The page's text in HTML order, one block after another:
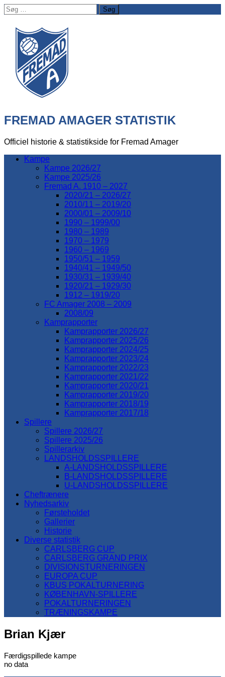
Søg
efter:
FREMAD AMAGER STATISTIK
Officiel historie & statistikside for Fremad Amager
Kampe
Kampe 2026/27
Kampe 2025/26
Fremad A. 1910 – 2027
2020/21 – 2026/27
2010/11 – 2019/20
2000/01 – 2009/10
1990 – 1999/00
1980 – 1989
1970 – 1979
1960 – 1969
1950/51 – 1959
1940/41 – 1949/50
1930/31 – 1939/40
1920/21 – 1929/30
1912 – 1919/20
FC Amager 2008 – 2009
2008/09
Kamprapporter
Kamprapporter 2026/27
Kamprapporter 2025/26
Kamprapporter 2024/25
Kamprapporter 2023/24
Kamprapporter 2022/23
Kamprapporter 2021/22
Kamprapporter 2020/21
Kamprapporter 2019/20
Kamprapporter 2018/19
Kamprapporter 2017/18
Spillere
Spillere 2026/27
Spillere 2025/26
Spillerarkiv
LANDSHOLDSSPILLERE
A-LANDSHOLDSSPILLERE
B-LANDSHOLDSSPILLERE
U-LANDSHOLDSSPILLERE
Cheftrænere
Nyhedsarkiv
Førsteholdet
Gallerier
Historie
Diverse statistik
CARLSBERG CUP
CARLSBERG GRAND PRIX
DIVISIONSTURNERINGEN
EUROPA CUP
KBUS POKALTURNERING
KØBENHAVN-SPILLERE
POKALTURNERINGEN
TRÆNINGSKAMPE
Brian Kjær
Færdigspillede kampe
no data